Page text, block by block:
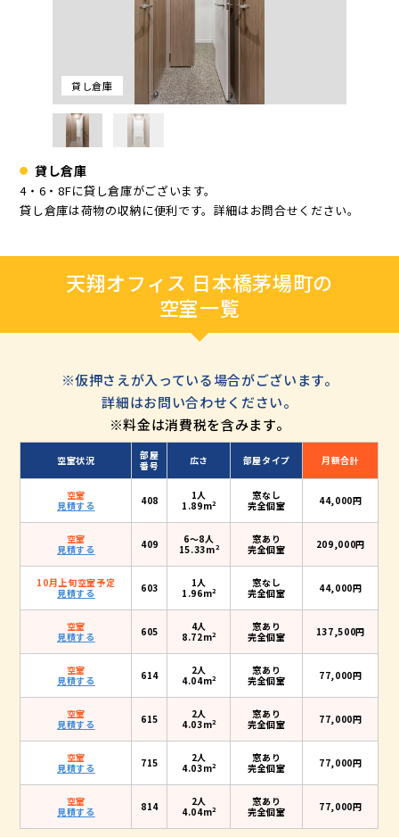
貸し倉庫
貸し倉庫
4・6・8Fに貸し倉庫がございます。
貸し倉庫は荷物の収納に便利です。詳細はお問合せください。
天翔オフィス 日本橋茅場町の
空室一覧
※仮押さえが入っている場合がございます。
詳細はお問い合わせください。
※料金は消費税を含みます。
空室状況
部屋
番号
広さ 部屋タイプ 月額合計
空室
見積する
408
1人
1.89m2
窓なし
完全個室
44,000円
空室
見積する
409
6〜8人
15.33m2
窓あり
完全個室
209,000円
10月上旬空室予定
見積する
603
1人
1.96m2
窓なし
完全個室
44,000円
空室
見積する
605
4人
8.72m2
窓あり
完全個室
137,500円
空室
見積する
614
2人
4.04m2
窓あり
完全個室
77,000円
空室
見積する
615
2人
4.03m2
窓あり
完全個室
77,000円
空室
見積する
715
2人
4.03m2
窓あり
完全個室
77,000円
空室
見積する
814
2人
4.04m2
窓あり
完全個室
77,000円